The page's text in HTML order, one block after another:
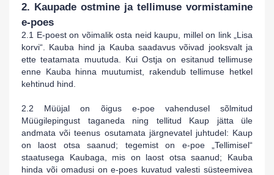
2. Kaupade ostmine ja tellimuse vormistamine
e-poes
2.1 E-poest on võimalik osta neid kaupu, millel on link „Lisa
korvi“. Kauba hind ja Kauba saadavus võivad jooksvalt ja
ette teatamata muutuda. Kui Ostja on esitanud tellimuse
enne Kauba hinna muutumist, rakendub tellimuse hetkel
kehtinud hind.
2.2 Müüjal on õigus e-poe vahendusel sõlmitud
Müügilepingust taganeda ning tellitud Kaup jätta üle
andmata või teenus osutamata järgnevatel juhtudel: Kaup
on laost otsa saanud; tegemist on e-poe „Tellimisel“
staatusega Kaubaga, mis on laost otsa saanud; Kauba
hinda või omadusi on e-poes kuvatud valesti süsteemivea